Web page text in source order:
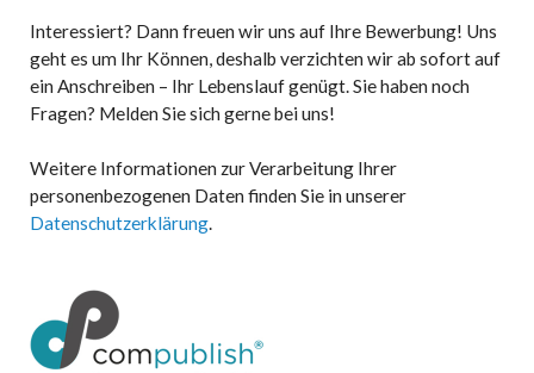
Interessiert? Dann freuen wir uns auf Ihre Bewerbung! Uns
geht es um Ihr Können, deshalb verzichten wir ab sofort auf
ein Anschreiben – Ihr Lebenslauf genügt. Sie haben noch
Fragen? Melden Sie sich gerne bei uns!
Weitere Informationen zur Verarbeitung Ihrer
personenbezogenen Daten finden Sie in unserer
Datenschutzerklärung.